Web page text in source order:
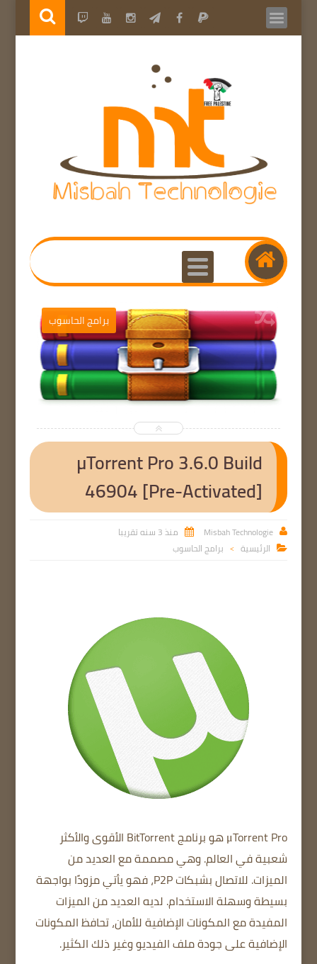
برامج الحاسوب
µTorrent Pro 3.6.0 Build
46904 [Pre-Activated]

Misbah Technologie
 منذ 3 سنه تقريبا
 الرئيسية > برامج الحاسوب
μTorrent Pro
هو برنامج BitTorrent الأقوى والأكثر
شعبية في العالم. وهي مصممة مع العديد من
الميزات.
للاتصال بشبكات P2P، فهو يأتي مزودًا بواجهة
بسيطة وسهلة الاستخدام. لديه العديد من الميزات
المفيدةمع المكونات الإضافية للأمان،تحافظ المكونات
الإضافية على جودة ملف الفيديو وغير ذلك الكثير.